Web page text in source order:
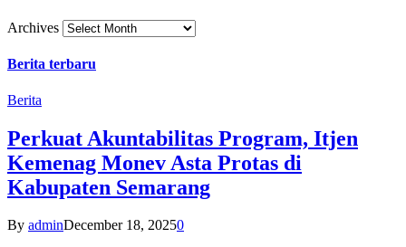
Archives
Berita terbaru
Berita
Perkuat Akuntabilitas Program, Itjen
Kemenag Monev Asta Protas di
Kabupaten Semarang
By adminDecember 18, 20250